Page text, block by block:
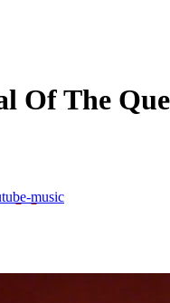
Of The
music